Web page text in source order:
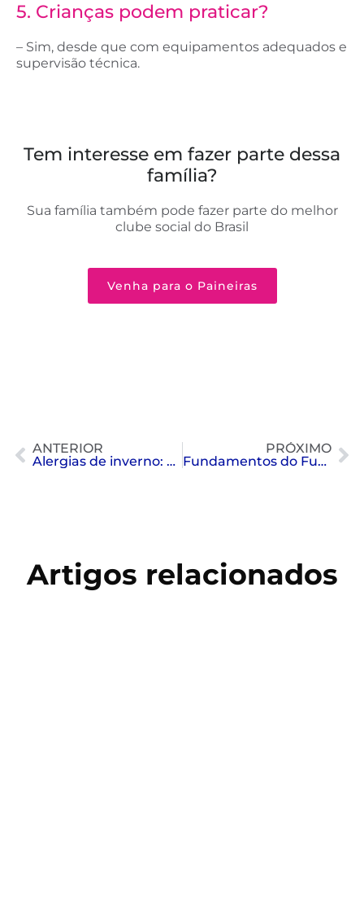
5. Crianças podem praticar?
– Sim, desde que com equipamentos adequados e
supervisão técnica.
Tem interesse em fazer parte dessa
família?
Sua família também pode fazer parte do melhor
clube social do Brasil
Venha para o Paineiras
ANTERIOR
Alergias de inverno: cuidado e atenção
PRÓXIMO
Fundamentos do Futebol
Artigos relacionados